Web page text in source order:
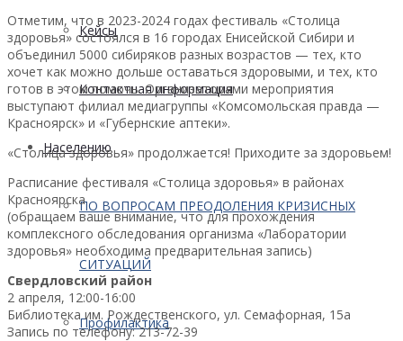
Кейсы
Контактная информация
Населению
ПО ВОПРОСАМ ПРЕОДОЛЕНИЯ КРИЗИСНЫХ
СИТУАЦИЙ
Профилактика
Отметим, что в 2023-2024 годах фестиваль «Столица
здоровья» состоялся в 16 городах Енисейской Сибири и
объединил 5000 сибиряков разных возрастов — тех, кто
хочет как можно дольше оставаться здоровыми, и тех, кто
готов в этом помочь. Организаторами мероприятия
выступают филиал медиагруппы «Комсомольская правда —
Красноярск» и «Губернские аптеки».
«Столица здоровья» продолжается! Приходите за здоровьем!
Расписание фестиваля «Столица здоровья» в районах
Красноярска
(обращаем ваше внимание, что для прохождения
комплексного обследования организма «Лаборатории
здоровья» необходима предварительная запись)
Свердловский район
2 апреля, 12:00-16:00
Библиотека им. Рождественского, ул. Семафорная, 15а
Запись по телефону: 213-72-39